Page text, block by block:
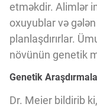
etməkdir. Alimlər
oxuyublar və
planlaşdırırlar.
növünün genetik
Genetik
Dr. Meier bildirib